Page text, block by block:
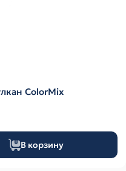
ColorMix
В корзину